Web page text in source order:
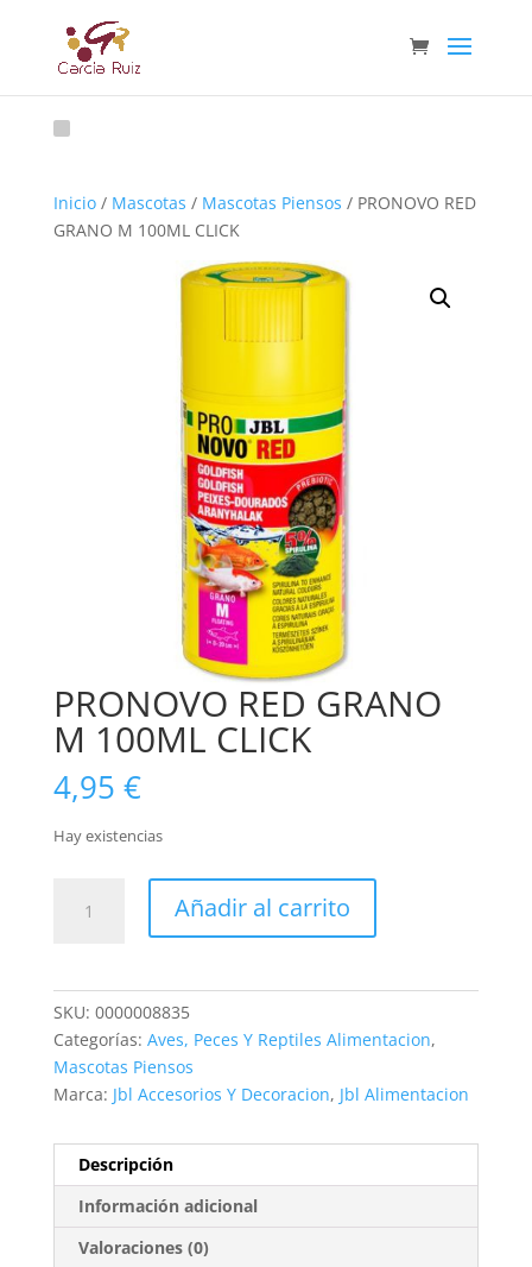
Inicio/ Mascotas / Mascotas Piensos / PRONOVO RED
GRANO M 100ML CLICK
PRONOVO RED GRANO
M 100ML CLICK
4,95 €
Hay existencias
cantidad
Añadir al carrito
SKU: 0000008835
Categorías: Aves, Peces Y Reptiles Alimentacion,
Mascotas Piensos
Marca: Jbl Accesorios Y Decoracion, Jbl Alimentacion
Descripción
Información adicional
Valoraciones (0)